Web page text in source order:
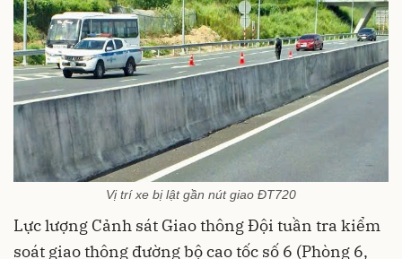
Vị trí xe bị lật gần nút giao ĐT720
Lực lượng Cảnh sát Giao thông Đội tuần tra kiểm
soát giao thông đường bộ cao tốc số 6 (Phòng 6,